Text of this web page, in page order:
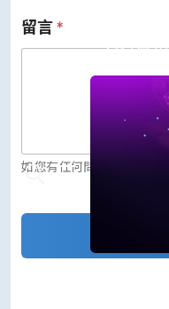
存儲應用
e
s
t
c
o
)
留言*
如您有任何問題，歡迎留